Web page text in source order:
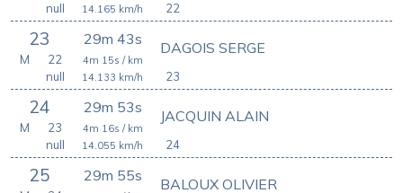
22
14.165 km/h
null
23 29m 43s
23
DAGOIS SERGE
4m 15s / km
14.133 km/h
M
22
null
24 29m 53s
24
JACQUIN ALAIN
4m 16s / km
14.055 km/h
M
23
null
25 29m 55s BALOUX OLIVIER